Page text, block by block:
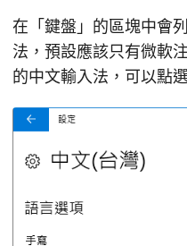
在「鍵盤」的區塊中會
法，預設應該只有微軟
的中文輸入法，可以點